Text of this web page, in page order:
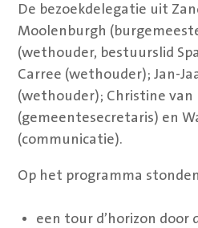
De bezoekdelegatie uit
Moolenburgh
(wethouder, bestuurslid
Carree (wethouder); Jan-
(wethouder); Christine van
(gemeentesecretaris) en
(communicatie).
Op het programma
een tour d’horizon door